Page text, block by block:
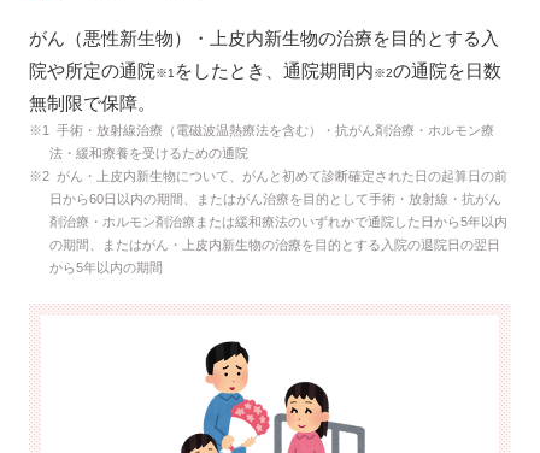
がん（悪性新生物）・上皮内新生物の治療を目的とする入
院や所定の通院※1 をしたとき、通院期間内※2の通院を日数
無制限で保障。
※1 手術・放射線治療（電磁波温熱療法を含む）・抗がん剤治療・ホルモン療
法・緩和療養を受けるための通院
※2 がん・上皮内新生物について、がんと初めて診断確定された日の起算日の前
日から60日以内の期間、またはがん治療を目的として手術・放射線・抗がん
剤治療・ホルモン剤治療または緩和療法のいずれかで通院した日から5年以内
の期間、またはがん・上皮内新生物の治療を目的とする入院の退院日の翌日
から5年以内の期間